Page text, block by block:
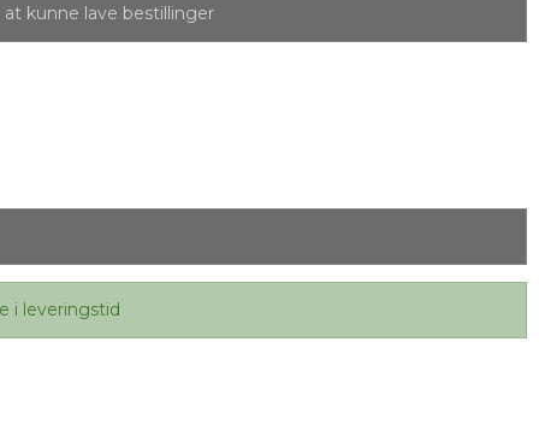
kunne lave bestillinger
i leveringstid